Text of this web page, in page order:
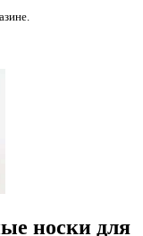
носки для